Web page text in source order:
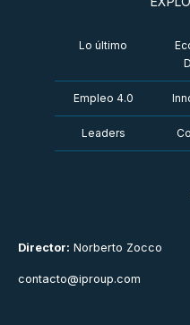
Director: Norberto Zocco
contacto@iproup.com
Lo último
Empleo 4.0
Leaders